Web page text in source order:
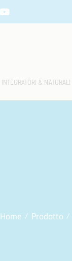
INTEGRATORI & NATURALI
Home Prodotto